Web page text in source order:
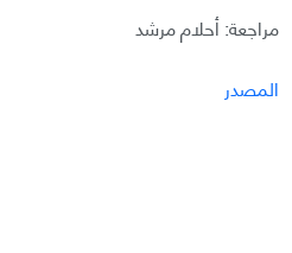
مراجعة: أحلام مرشد
المصدر